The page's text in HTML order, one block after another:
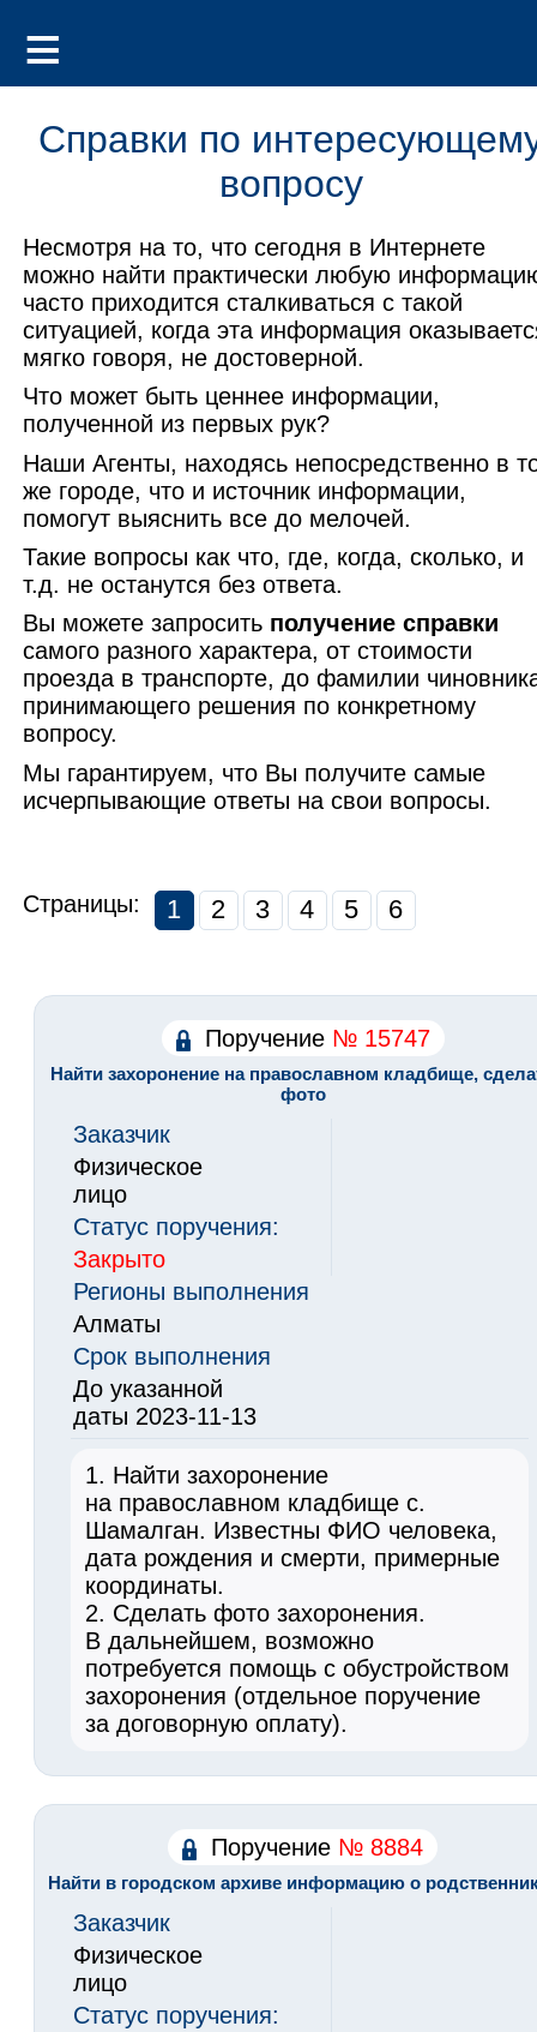
Справки по
вопросу
Несмотря на то, что сегодня в Интернете
можно найти практически любую
часто приходится сталкиваться с такой
ситуацией, когда эта информация
мягко говоря, не достоверной.
Что может быть ценнее информации,
полученной из первых рук?
Наши Агенты, находясь непосредственно в
же городе, что и источник информации,
помогут выяснить все до мелочей.
Такие вопросы как что, где, когда, сколько, и
т.д. не останутся без ответа.
Вы можете запросить получение справки
самого разного характера, от стоимости
проезда в транспорте, до фамилии
принимающего решения по конкретному
вопросу.
Мы гарантируем, что Вы получите самые
исчерпывающие ответы на свои вопросы.
Страницы: 1 2 3 4 5 6
Поручение № 15747
Найти захоронение на православном кладбище,
фото
Заказчик
Физическое
лицо
Статус поручения:
Закрыто
Регионы выполнения
Алматы
Срок выполнения
До указанной
даты 2023-11-13
1. Найти захоронение
на православном кладбище с.
Шамалган. Известны ФИО человека,
дата рождения и смерти, примерные
координаты.
2. Сделать фото захоронения.
В дальнейшем, возможно
потребуется помощь с обустройством
захоронения (отдельное поручение
за договорную оплату).
Поручение № 8884
Найти в городском архиве информацию о
Заказчик
Физическое
лицо
Статус поручения: